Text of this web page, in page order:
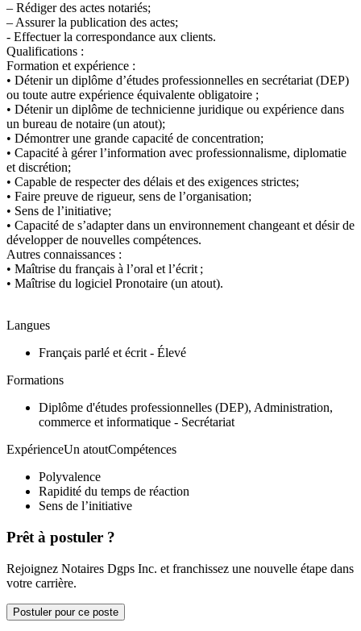
– Rédiger des actes notariés;
– Assurer la publication des actes;
- Effectuer la correspondance aux clients.
Qualifications :
Formation et expérience :
• Détenir un diplôme d’études professionnelles en secrétariat (DEP)
ou toute autre expérience équivalente obligatoire ;
• Détenir un diplôme de technicienne juridique ou expérience dans
un bureau de notaire (un atout);
• Démontrer une grande capacité de concentration;
• Capacité à gérer l’information avec professionnalisme, diplomatie
et discrétion;
• Capable de respecter des délais et des exigences strictes;
• Faire preuve de rigueur, sens de l’organisation;
• Sens de l’initiative;
• Capacité de s’adapter dans un environnement changeant et désir de
développer de nouvelles compétences.
Autres connaissances :
• Maîtrise du français à l’oral et l’écrit ;
• Maîtrise du logiciel Pronotaire (un atout).
Langues
Français parlé et écrit - Élevé
Formations
Diplôme d'études professionnelles (DEP), Administration,
commerce et informatique - Secrétariat
ExpérienceUn atoutCompétences
Polyvalence
Rapidité du temps de réaction
Sens de l’initiative
Prêt à postuler ?
Rejoignez Notaires Dgps Inc. et franchissez une nouvelle étape dans
votre carrière.
Postuler pour ce poste